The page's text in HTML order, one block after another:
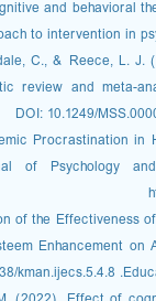
and behavioral
intervention in psychiatry. World
C., & Reece, L.
review and meta-
Procrastination in
of Psychology
of the Effectiveness
Enhancement